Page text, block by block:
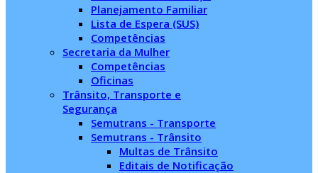
Planejamento Familiar
Lista de Espera (SUS)
Competências
Secretaria da Mulher
Competências
Oficinas
Trânsito, Transporte e
Segurança
Semutrans - Transporte
Semutrans - Trânsito
Multas de Trânsito
Editais de Notificação